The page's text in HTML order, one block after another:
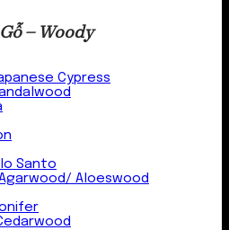
Gỗ – Woody
Cypress
Santo
Aloeswood